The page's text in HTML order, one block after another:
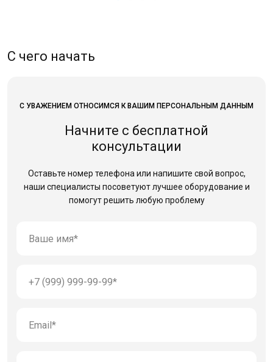
С чего начать
С УВАЖЕНИЕМ ОТНОСИМСЯ К ВАШИМ ПЕРСОНАЛЬНЫМ ДАННЫМ
Начните с бесплатной
консультации
Оставьте номер телефона или напишите свой вопрос,
наши специалисты посоветуют лучшее оборудование и
помогут решить любую проблему